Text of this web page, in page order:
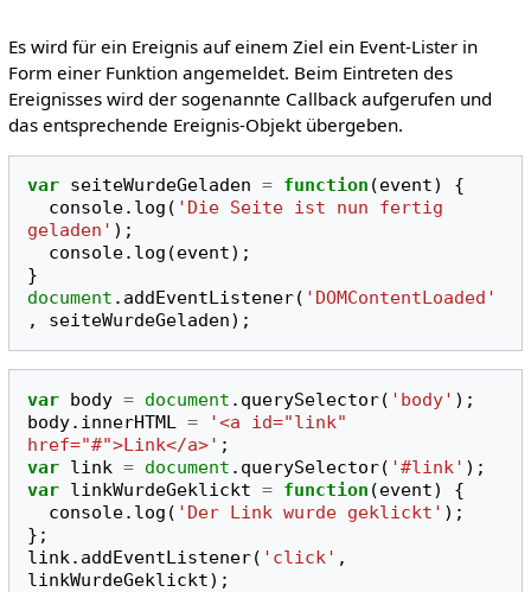
Es wird für ein Ereignis auf einem Ziel ein Event-Lister in
Form einer Funktion angemeldet. Beim Eintreten des
Ereignisses wird der sogenannte Callback aufgerufen und
das entsprechende Ereignis-Objekt übergeben.
var seiteWurdeGeladen = function (event)
{
console. log ( 'Die Seite ist nun fertig
geladen' );
console. log (event);
}
document . addEventListener( 'DOMContentLoaded'
,
seiteWurdeGeladen);
var body = document . querySelector( 'body' );
body. innerHTML =
'<a id="link"
href="#">Link</a>' ;
var link = document . querySelector( '#link' );
var linkWurdeGeklickt = function (event)
{
console. log ( 'Der Link wurde geklickt' );
};
link . addEventListener( 'click' ,
linkWurdeGeklickt);